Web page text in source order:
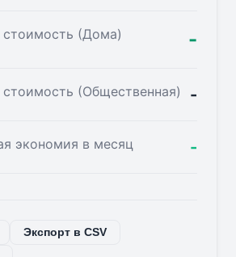
(Дома) -
(Общественная) -
экономия в месяц -
Экспорт в CSV